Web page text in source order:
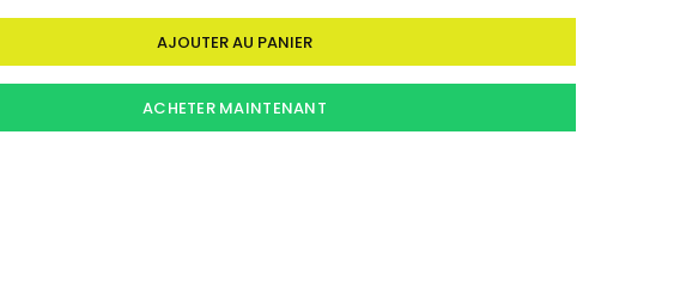
AJOUTER AU PANIER
ACHETER MAINTENANT